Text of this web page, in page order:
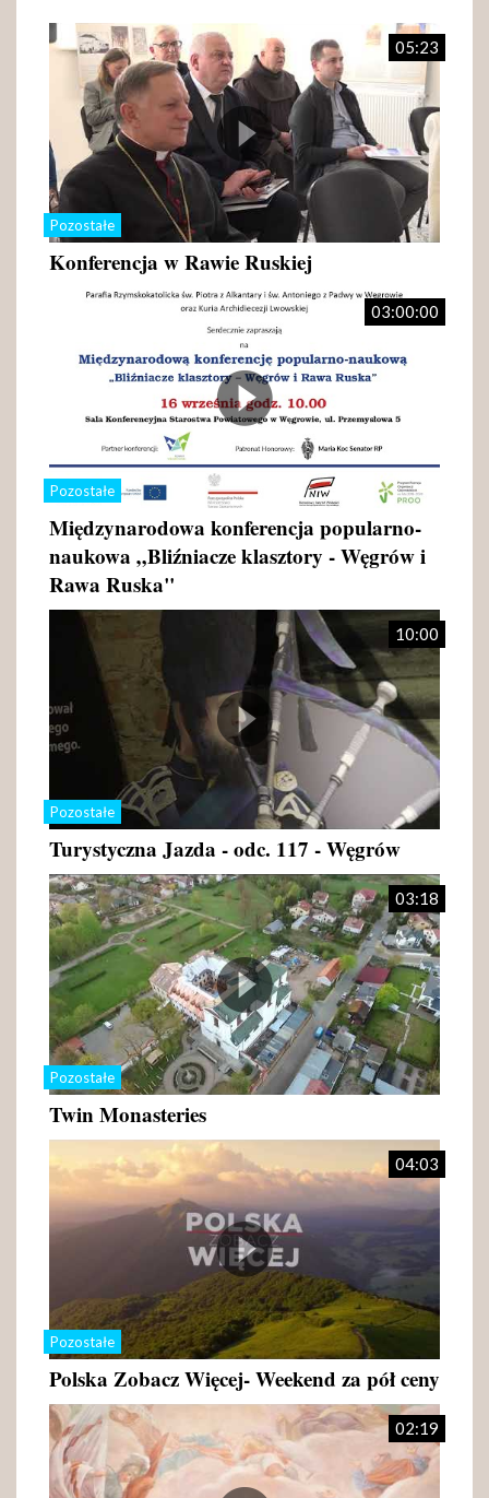
Pozostałe
05:23
Konferencja w Rawie Ruskiej
Pozostałe
03:00:00
Międzynarodowa konferencja popularno-
naukowa „Bliźniacze klasztory - Węgrów i
Rawa Ruska"
Pozostałe
10:00
Turystyczna Jazda - odc. 117 - Węgrów
Pozostałe
03:18
Twin Monasteries
Pozostałe
04:03
Polska Zobacz Więcej- Weekend za pół ceny
02:19